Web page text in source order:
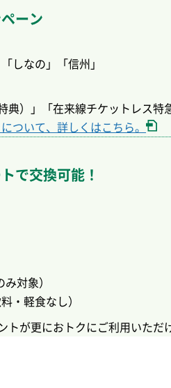
ーン
しなの」「信州」
）」「在来線チケットレス特
ついて、詳しくはこちら。
で交換可能！
対象）
・軽食なし）
トが更におトクにご利用いただ